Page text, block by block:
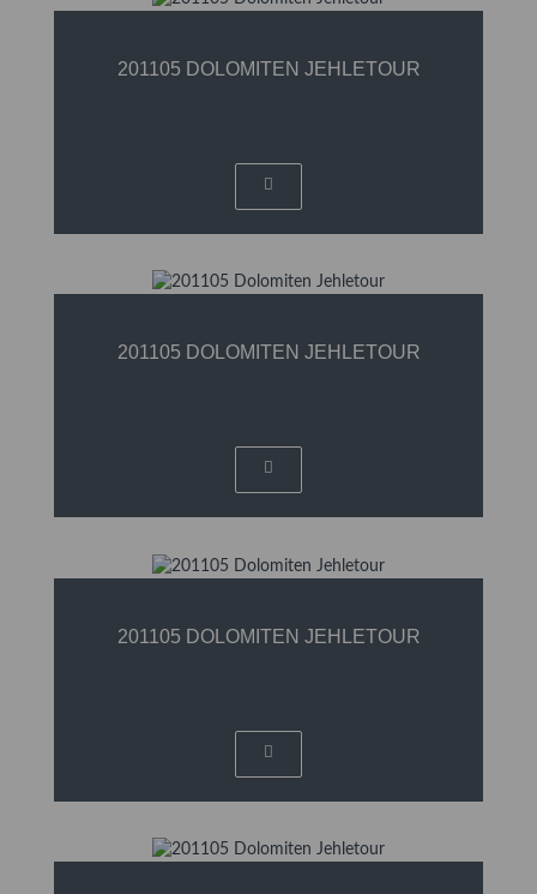
201105 DOLOMITEN JEHLETOUR
201105 DOLOMITEN JEHLETOUR
201105 DOLOMITEN JEHLETOUR